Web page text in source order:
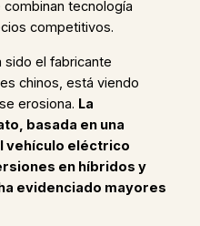
tecnología
competitivos.
sido el fabricante
chinos, está viendo
erosiona. La
basada en una
vehículo eléctrico
en híbridos y
evidenciado mayores